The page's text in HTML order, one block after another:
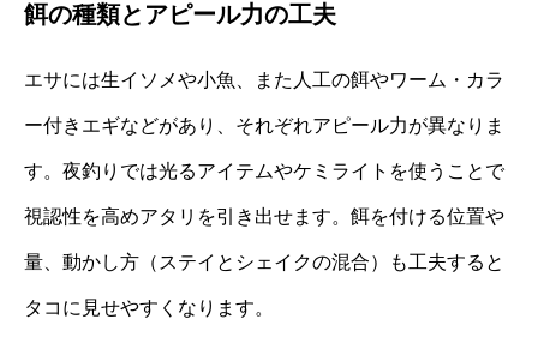
餌の種類とアピール力の工夫
エサには生イソメや小魚、また人工の餌やワーム・カラ
ー付きエギなどがあり、それぞれアピール力が異なりま
す。夜釣りでは光るアイテムやケミライトを使うことで
視認性を高めアタリを引き出せます。餌を付ける位置や
量、動かし方（ステイとシェイクの混合）も工夫すると
タコに見せやすくなります。